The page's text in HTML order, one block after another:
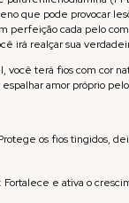
que pode provocar
perfeição cada pelo
irá realçar sua
você terá fios com cor
amor próprio
os fios tingidos,
Fortalece e ativa o